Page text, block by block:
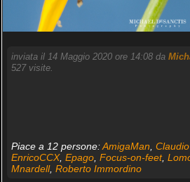
inviata il 14 Maggio 2020 ore 14:08 da
527 visite.
Piace a 12 persone:AmigaMan
EnricoCCX, Epago, Focus-on-feet,
Mnardell, Roberto Immordino